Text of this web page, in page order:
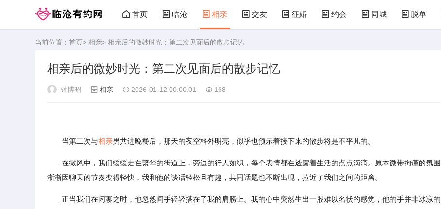
首页 临沧 相亲 交友 征婚 约会 同城 脱单
临沧有约网
当前位置： 首页> 相亲> 相亲后的微妙时光：第二次见面后的散步记忆
相亲后的微妙时光：第二次见面后的散步记忆
钟博昭 相亲 2026-01-12 00:00:01 168
当第二次与相亲男共进晚餐后，那天的夜空格外明亮，似乎也预示着接下来的散步将是不平凡的。
在微风中，我们缓缓走在繁华的街道上，旁边的行人如织，每个表情都在透露着生活的点点滴滴。原本微带拘谨的氛围
渐渐因聊天的节奏变得轻快，我和他的谈话轻松且有趣，共同话题也不断出现，拉近了我们之间的距离。
正当我们在闲聊之时，他忽然间手轻轻搭在了我的肩膀上。我的心中突然生出一股难以名状的感觉，他的手并非冰凉的